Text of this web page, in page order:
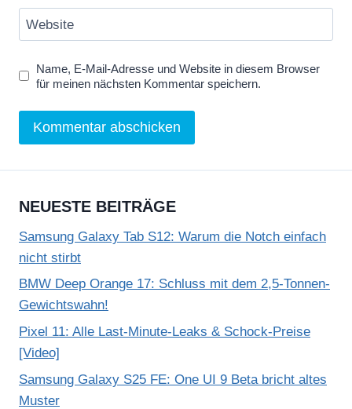
Website
Name, E-Mail-Adresse und Website in diesem Browser
für meinen nächsten Kommentar speichern.
NEUESTE BEITRÄGE
Samsung Galaxy Tab S12: Warum die Notch einfach
nicht stirbt
BMW Deep Orange 17: Schluss mit dem 2,5-Tonnen-
Gewichtswahn!
Pixel 11: Alle Last-Minute-Leaks & Schock-Preise
[Video]
Samsung Galaxy S25 FE: One UI 9 Beta bricht altes
Muster